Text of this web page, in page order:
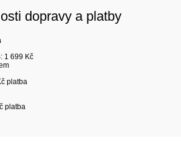
dopravy a platby
1 699 Kč
platba
platba